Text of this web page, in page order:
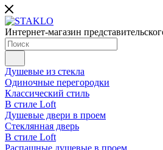
Интернет-магазин
Душевые из стекла
Одиночные перегородки
Классический стиль
В стиле Loft
Душевые двери в проем
Стеклянная дверь
В стиле Loft
Распашные душевые в проем